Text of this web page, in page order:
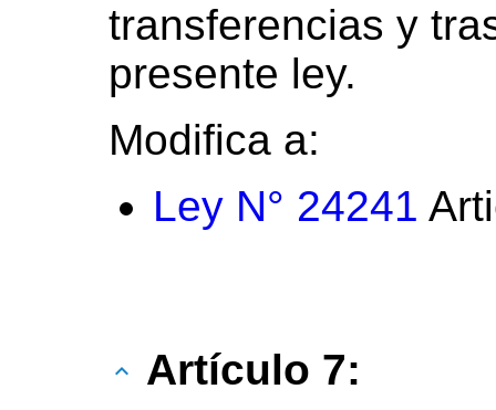
transferencias y
presente ley.
Modifica a:
Ley N° 24241
Artículo 7: